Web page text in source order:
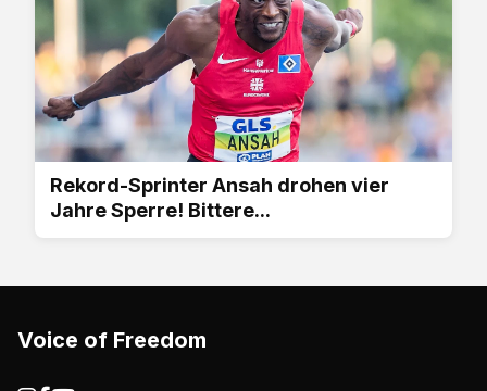
Rekord-Sprinter Ansah drohen vier
Jahre Sperre! Bittere...
Voice of Freedom